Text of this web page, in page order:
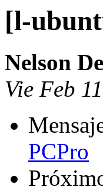
[l-
Nelson
Vie Feb
PCPro